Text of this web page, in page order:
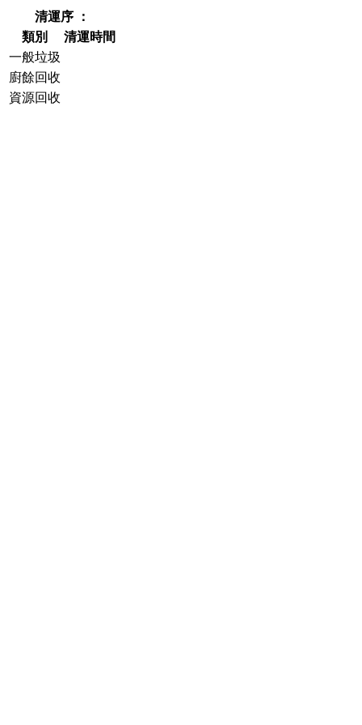
清運序 ：
類別
清運時間
一般垃圾
廚餘回收
資源回收